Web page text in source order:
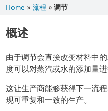
Home » 流程 » 调节
概述
由于调节会直接改变材料中
度可以对蒸汽或水的添加量进
这让生产商能够获得下一流
现可重复和一致的生产。